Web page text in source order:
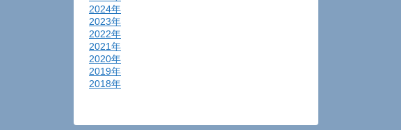
2024年
2023年
2022年
2021年
2020年
2019年
2018年